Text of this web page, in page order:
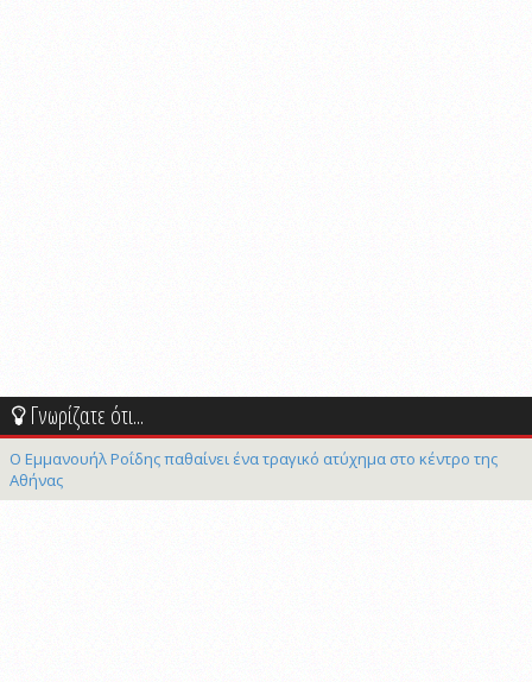
Γνωρίζατε ότι...
Ο Εμμανουήλ Ροΐδης παθαίνει ένα τραγικό ατύχημα στο κέντρο της
Αθήνας